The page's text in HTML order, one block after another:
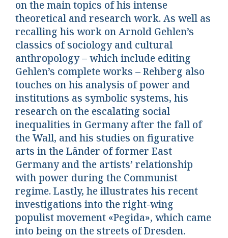
on the main topics of his intense
theoretical and research work. As well as
recalling his work on Arnold Gehlen’s
classics of sociology and cultural
anthropology – which include editing
Gehlen’s complete works – Rehberg also
touches on his analysis of power and
institutions as symbolic systems, his
research on the escalating social
inequalities in Germany after the fall of
the Wall, and his studies on figurative
arts in the Länder of former East
Germany and the artists’ relationship
with power during the Communist
regime. Lastly, he illustrates his recent
investigations into the right-wing
populist movement «Pegida», which came
into being on the streets of Dresden.